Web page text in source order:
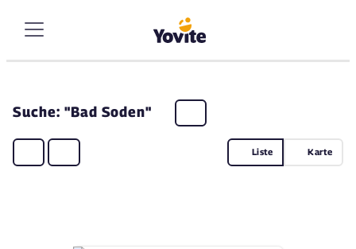
Suche: "Bad Soden"
Liste Karte